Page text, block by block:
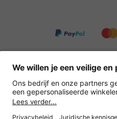
Overige
Nederland